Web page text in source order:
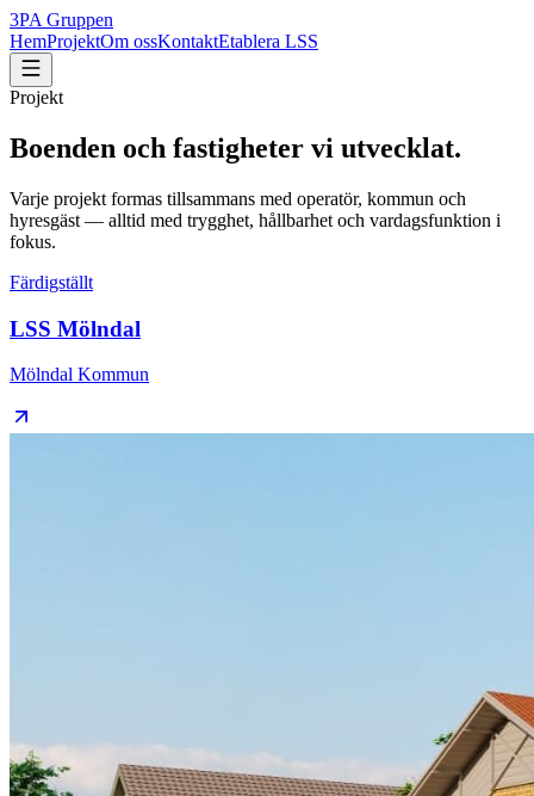
3PA Gruppen
HemProjektOm ossKontaktEtablera LSS
Projekt
Boenden och fastigheter vi utvecklat.
Varje projekt formas tillsammans med operatör, kommun och
hyresgäst — alltid med trygghet, hållbarhet och vardagsfunktion i
fokus.
Färdigställt
LSS Mölndal
Mölndal Kommun